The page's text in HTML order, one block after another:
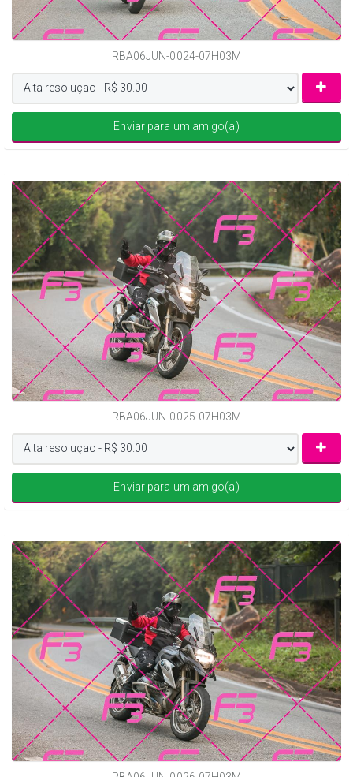
RBA06JUN-0024-07H03M
Enviar para um amigo(a)
RBA06JUN-0025-07H03M
Enviar para um amigo(a)